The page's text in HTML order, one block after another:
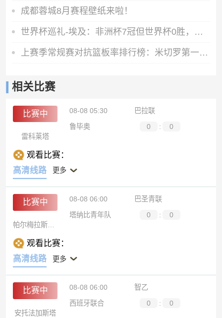
成都蓉城8月赛程壁纸来啦！
世界杯巡礼-埃及：非洲杯7冠但世界杯0胜，萨拉赫能破局吗？
上赛季常规赛对抗篮板率排行榜：米切罗第一 卡佩拉第三
相关比赛
比赛中 08-08 05:30
巴拉联
鲁毕奥
0 :
0
雷科莱塔
观看比赛：
高清线路
更多
比赛中 08-08 06:00
巴圣青联
塔纳比青年队
0 :
0
观看比赛：
高清线路
更多
比赛中 08-08 06:00
智乙
西班牙联合
0 :
0
安托法加斯塔